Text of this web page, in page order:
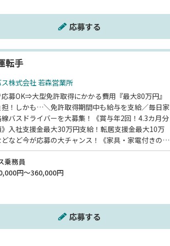
応募する
転手
株式会社 若森営業所
募OK⇒大型免許取得にかかる費用『最大80万円』
！しかも…＼免許取得期間中も給与を支給／毎日家
バスドライバーを大募集！《賞与年2回！4.3カ月分
入社支援金最大30万円支給！転居支援金最大10万
など今が応募の大チャンス！《家具・家電付きの社
円で住める》約10畳のワンルーム！もちろん1人部
未経験スタートの社員が7割以上》未経験スタート
を多数育ててきた実績があるので、安心して入社し
乗務員
円～360,000円
応募する